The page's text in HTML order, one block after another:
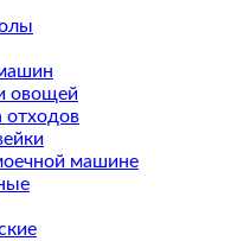
овощей
отходов
машине